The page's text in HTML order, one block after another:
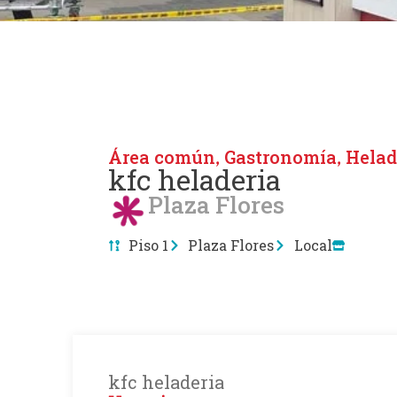
Área común, Gastronomía,
kfc heladeria
Plaza Flores
Piso 1 Plaza Flores Local
kfc heladeria